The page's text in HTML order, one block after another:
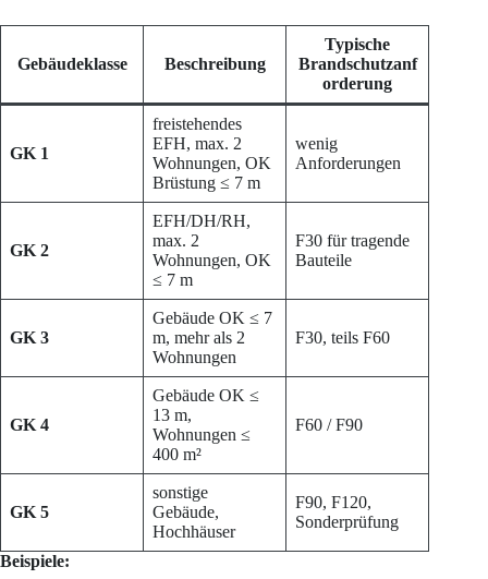
Gebäudeklasse Beschreibung
Typische
Brandschutzanf
orderung
GK 1
freistehendes
EFH, max. 2
Wohnungen, OK
Brüstung ≤ 7 m
wenig
Anforderungen
GK 2
EFH/DH/RH,
max. 2
Wohnungen, OK
≤ 7 m
F30 für tragende
Bauteile
GK 3
Gebäude OK ≤ 7
m, mehr als 2
Wohnungen
F30, teils F60
GK 4
Gebäude OK ≤
13 m,
Wohnungen ≤
400 m²
F60 / F90
GK 5
sonstige
Gebäude,
Hochhäuser
F90, F120,
Sonderprüfung
Beispiele: